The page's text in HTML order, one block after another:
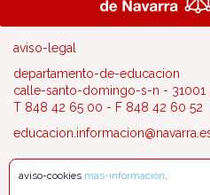
aviso-legal
departamento-de-educacion
calle-santo-domingo-s-n - 31001
T 848 42 65 00 - F 848 42 60 52
aviso-cookies mas-informacion.